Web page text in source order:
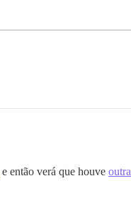
e então verá que houve outra